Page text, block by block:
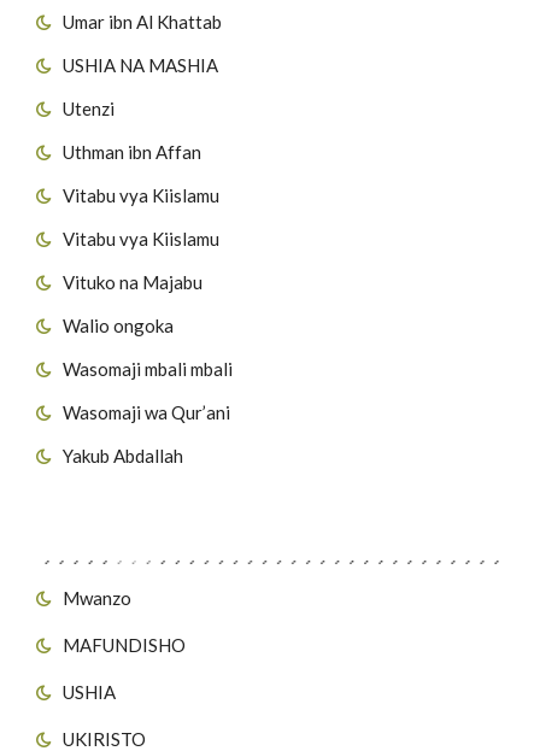
Umar ibn Al Khattab
USHIA NA MASHIA
Utenzi
Uthman ibn Affan
Vitabu vya Kiislamu
Vitabu vya Kiislamu
Vituko na Majabu
Walio ongoka
Wasomaji mbali mbali
Wasomaji wa Qur’ani
Yakub Abdallah
Mwanzo
MAFUNDISHO
USHIA
UKIRISTO